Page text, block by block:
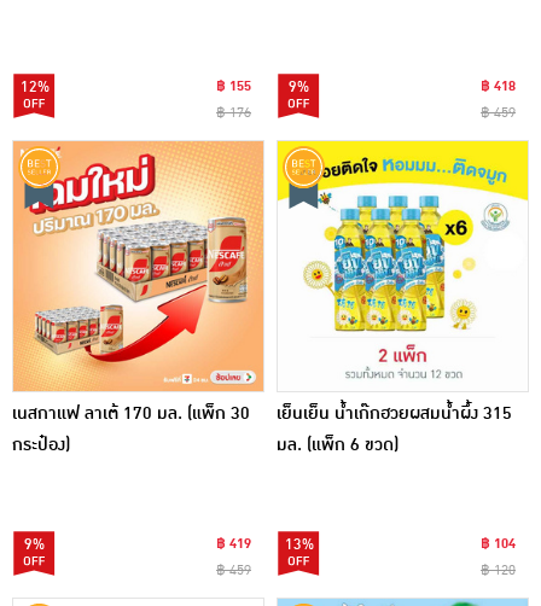
12%
฿ 155
฿ 176
9%
฿ 418
฿ 459
เนสกาแฟ ลาเต้ 170 มล. (แพ็ก 30
กระป๋อง)
9%
฿ 419
฿ 459
เย็นเย็น น้ำเก๊กฮวยผสมน้ำผึ้ง 315
มล. (แพ็ก 6 ขวด)
13%
฿ 104
฿ 120